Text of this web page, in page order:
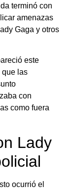
terminó con
amenazas
Gaga y otros
este
que las
con
como fuera
Lady
ocurrió el